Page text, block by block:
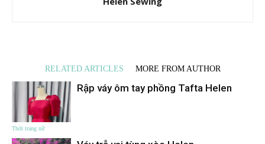
RELATED ARTICLES MORE FROM AUTHOR
Thời trang nữ
Rập váy ôm tay phồng Tafta Helen